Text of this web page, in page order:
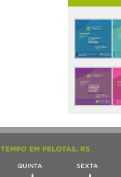
TEMPO EM PELOTAS, RS
QUINTA SEXTA